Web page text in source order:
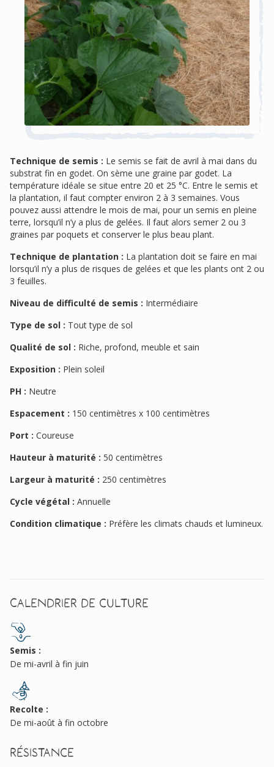
Technique de semis : Le semis se fait de avril à mai dans du
substrat fin en godet. On sème une graine par godet. La
température idéale se situe entre 20 et 25 °C. Entre le semis et
la plantation, il faut compter environ 2 à 3 semaines. Vous
pouvez aussi attendre le mois de mai, pour un semis en pleine
terre, lorsqu’il n’y a plus de gelées. Il faut alors semer 2 ou 3
graines par poquets et conserver le plus beau plant.
Technique de plantation : La plantation doit se faire en mai
lorsqu’il n’y a plus de risques de gelées et que les plants ont 2 ou
3 feuilles.
Niveau de difficulté de semis : Intermédiaire
Type de sol : Tout type de sol
Qualité de sol : Riche, profond, meuble et sain
Exposition : Plein soleil
PH : Neutre
Espacement : 150 centimètres x 100 centimètres
Port : Coureuse
Hauteur à maturité : 50 centimètres
Largeur à maturité : 250 centimètres
Cycle végétal : Annuelle
Condition climatique : Préfère les climats chauds et lumineux.
Calendrier de culture
Semis :
De mi-avril à fin juin
Recolte :
De mi-août à fin octobre
Résistance